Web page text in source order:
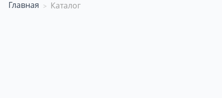
Главная Каталог